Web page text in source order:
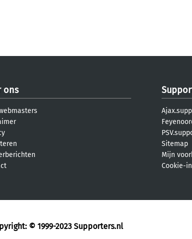
ons
Sitemap
Mijn
Cookie-
© 1999-2023 Supporters.nl